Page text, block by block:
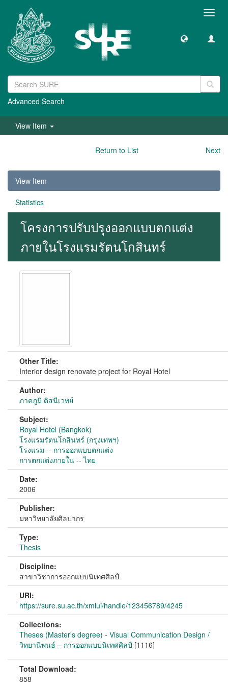
Advanced Search
View Item
Return to List Next
View Item
Statistics
โครงการปรับปรุงออกแบบตกแต่ง
ภายในโรงแรมรัตนโกสินทร์
Other Title:
Interior design renovate project for Royal Hotel
Author:
ภาคภูมิ ดิสนีเวทย์
Subject:
Royal Hotel (Bangkok)
โรงแรมรัตนโกสินทร์ (กรุงเทพฯ)
โรงแรม -- การออกแบบตกแต่ง
การตกแต่งภายใน -- ไทย
Date:
2006
Publisher:
มหาวิทยาลัยศิลปากร
Type:
Thesis
Discipline:
สาขาวิชาการออกแบบนิเทศศิลป์
URI:
https://sure.su.ac.th/xmlui/handle/123456789/4245
Collections:
Theses (Master's degree) - Visual Communication Design /
วิทยานิพนธ์ – การออกแบบนิเทศศิลป์ [1116]
Total Download:
858